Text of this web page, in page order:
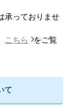
承っておりませ
こちら
をご覧
て